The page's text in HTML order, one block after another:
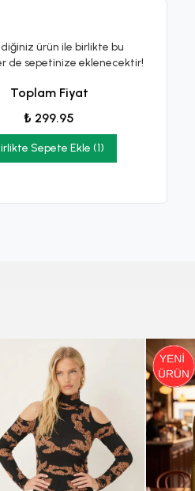
ürün ile birlikte bu
de sepetinize eklenecektir!
Toplam Fiyat
₺ 299.95
Sepete Ekle (1)